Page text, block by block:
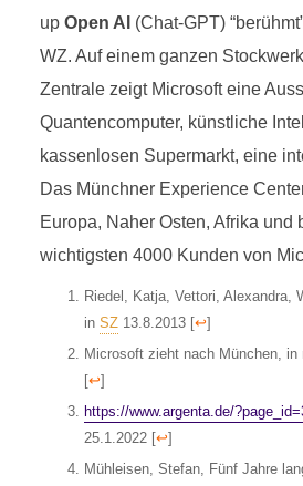
up Open AI (Chat-GPT)
WZ. Auf einem ganzen
Zentrale zeigt Microsoft eine
Quantencomputer, künstliche
kassenlosen Supermarkt, eine
Das Münchner Experience
Europa, Naher Osten, Afrika und
wichtigsten 4000 Kunden von
Riedel, Katja, Vettori, Alexandra,
in SZ13.8.2013[↩]
Microsoft zieht nach München, in
[↩]
https://www.argenta.de/
25.1.2022[↩]
Mühleisen, Stefan, Fünf Jahre